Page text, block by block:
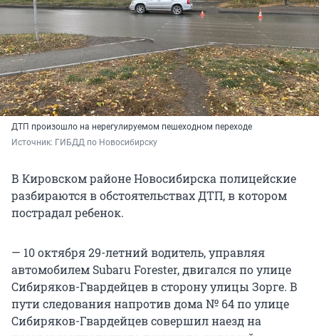
ДТП произошло на нерегулируемом пешеходном переходе
Источник: ГИБДД по Новосибирску
В Кировском районе Новосибирска полицейские
разбираются в обстоятельствах ДТП, в котором
пострадал ребенок.
— 10 октября 29-летний водитель, управляя
автомобилем Subaru Forester, двигался по улице
Сибиряков-Гвардейцев в сторону улицы Зорге. В
пути следования напротив дома № 64 по улице
Сибиряков-Гвардейцев совершил наезд на